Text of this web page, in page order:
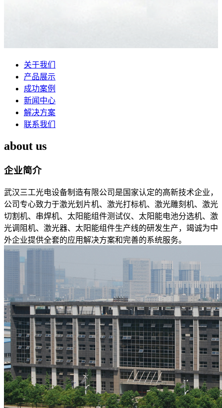
关于我们
产品展示
成功案例
新闻中心
解决方案
联系我们
about us
企业简介
武汉三工光电设备制造有限公司是国家认定的高新技术企业，
公司专心致力于激光划片机、激光打标机、激光雕刻机、激光
切割机、串焊机、太阳能组件测试仪、太阳能电池分选机、激
光调阻机、激光器、太阳能组件生产线的研发生产，竭诚为中
外企业提供全套的应用解决方案和完善的系统服务。